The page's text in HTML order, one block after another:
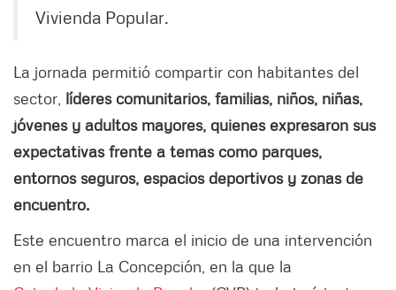
Vivienda Popular.
La jornada permitió compartir con habitantes del
sector, líderes comunitarios, familias, niños, niñas,
jóvenes y adultos mayores, quienes expresaron sus
expectativas frente a temas como parques,
entornos seguros, espacios deportivos y zonas de
encuentro.
Este encuentro marca el inicio de una intervención
en el barrio La Concepción, en la que la